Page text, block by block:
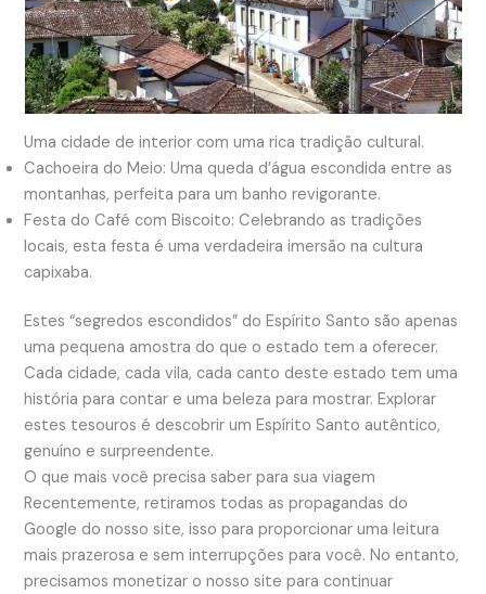
Uma cidade de interior com uma rica tradição cultural.
Cachoeira do Meio: Uma queda d’água escondida entre as
montanhas, perfeita para um banho revigorante.
Festa do Café com Biscoito: Celebrando as tradições
locais, esta festa é uma verdadeira imersão na cultura
capixaba.
Estes “segredos escondidos” do Espírito Santo são apenas
uma pequena amostra do que o estado tem a oferecer.
Cada cidade, cada vila, cada canto deste estado tem uma
história para contar e uma beleza para mostrar. Explorar
estes tesouros é descobrir um Espírito Santo autêntico,
genuíno e surpreendente.
O que mais você precisa saber para sua viagem
Recentemente, retiramos todas as propagandas do
Google do nosso site, isso para proporcionar uma leitura
mais prazerosa e sem interrupções para você. No entanto,
precisamos monetizar o nosso site para continuar